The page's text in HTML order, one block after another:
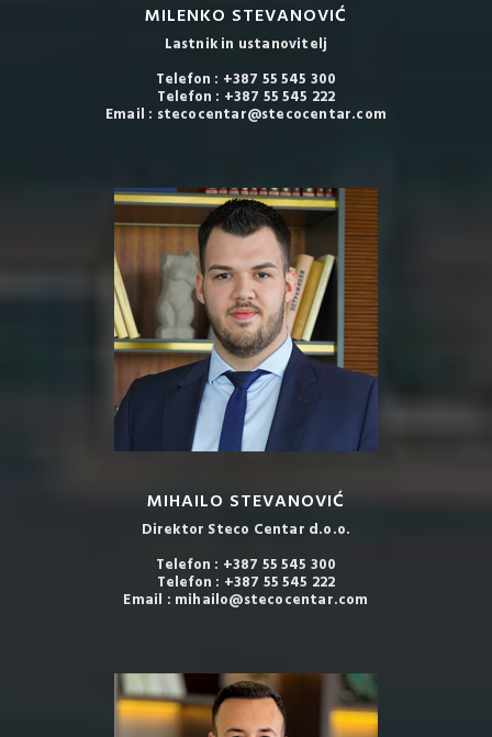
MILENKO STEVANOVIĆ
Lastnik in ustanovitelj
Telefon : +387 55 545 300
Telefon : +387 55 545 222
Email : stecocentar@stecocentar.com
MIHAILO STEVANOVIĆ
Direktor Steco Centar d.o.o.
Telefon : +387 55 545 300
Telefon : +387 55 545 222
Email : mihailo@stecocentar.com